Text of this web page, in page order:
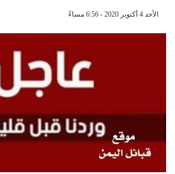
الأحد 4 أكتوبر 2020 - 6:56 مساءً